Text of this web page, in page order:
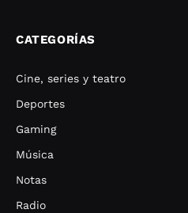
CATEGORÍAS
Cine, series y teatro
Deportes
Gaming
Música
Notas
Radio